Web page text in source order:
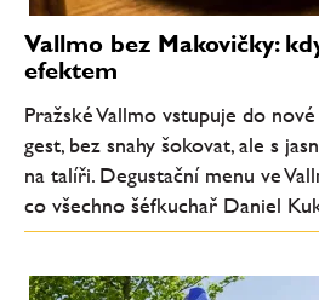
Vallmo bez Makovičky:
efektem
Pražské Vallmo vstupuje do
gest, bez snahy šokovat, ale s
na talíři. Degustační menu ve
co všechno šéfkuchař Daniel